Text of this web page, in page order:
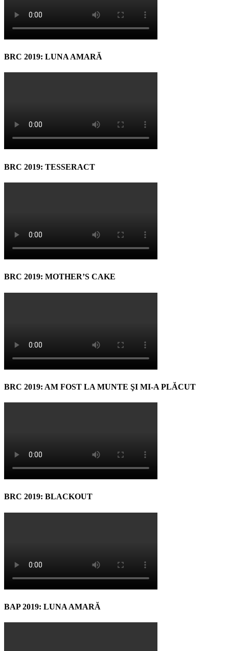
BRC 2019: LUNA AMARĂ
BRC 2019: TESSERACT
BRC 2019: MOTHER’S CAKE
BRC 2019: AM FOST LA MUNTE ŞI MI-A PLĂCUT
BRC 2019: BLACKOUT
BAP 2019: LUNA AMARĂ